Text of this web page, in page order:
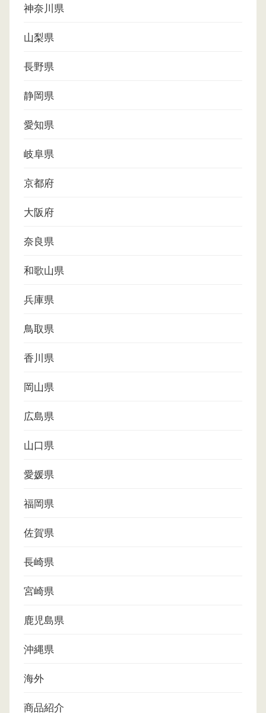
神奈川県
山梨県
長野県
静岡県
愛知県
岐阜県
京都府
大阪府
奈良県
和歌山県
兵庫県
鳥取県
香川県
岡山県
広島県
山口県
愛媛県
福岡県
佐賀県
長崎県
宮崎県
鹿児島県
沖縄県
海外
商品紹介